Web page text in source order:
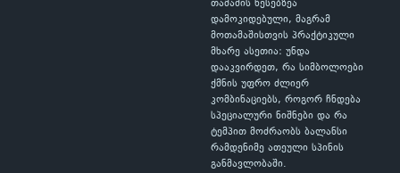
თამაშის წესებზეა
დამოკიდებული, მაგრამ
მოთამაშისთვის პრაქტიკული
მხარე ასეთია: უნდა
დააკვირდეთ, რა სიმბოლოები
ქმნის უფრო ძლიერ
კომბინაციებს, როგორ ჩნდება
სპეციალური ნიშნები და რა
ტემპით მოძრაობს ბალანსი
რამდენიმე ათეული სპინის
განმავლობაში.